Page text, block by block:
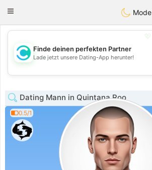
olombiaCitas
Toggle
Mode
💖
💕
Finde deinen perfekten Partner
Lade jetzt unsere Dating-App herunter!
Dating Mann in Quintana Roo
0.5/1